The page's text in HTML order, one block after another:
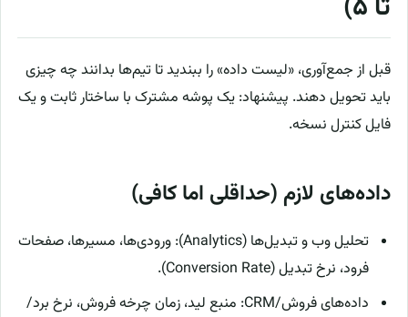
قبل از جمع‌آوری، «لیست داده» را ببندید تا تیم‌ها بدانند چه چیزی
باید تحویل دهند. پیشنهاد: یک پوشه مشترک با ساختار ثابت و یک
فایل کنترل نسخه.
داده‌های لازم (حداقلی اما کافی)
تحلیل وب و تبدیل‌ها (Analytics): ورودی‌ها، مسیرها، صفحات
فرود، نرخ تبدیل (Conversion Rate).
داده‌های فروش/CRM: منبع لید، زمان چرخه فروش، نرخ برد/